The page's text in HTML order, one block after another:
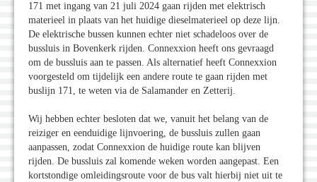
171 met ingang van 21 juli 2024 gaan rijden met elektrisch
materieel in plaats van het huidige dieselmaterieel op deze lijn.
De elektrische bussen kunnen echter niet schadeloos over de
bussluis in Bovenkerk rijden. Connexxion heeft ons gevraagd
om de bussluis aan te passen. Als alternatief heeft Connexxion
voorgesteld om tijdelijk een andere route te gaan rijden met
buslijn 171, te weten via de Salamander en Zetterij.
Wij hebben echter besloten dat we, vanuit het belang van de
reiziger en eenduidige lijnvoering, de bussluis zullen gaan
aanpassen, zodat Connexxion de huidige route kan blijven
rijden. De bussluis zal komende weken worden aangepast. Een
kortstondige omleidingsroute voor de bus valt hierbij niet uit te